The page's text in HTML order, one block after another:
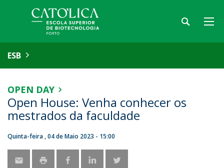
ESB
OPEN DAY
Open House: Venha conhecer os
mestrados da faculdade
Quinta-feira , 04 de Maio 2023 - 15:00